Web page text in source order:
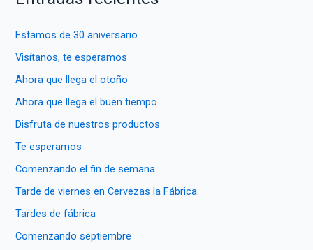
c
r
:
Estamos de 30 aniversario
Visítanos, te esperamos
Ahora que llega el otoño
Ahora que llega el buen tiempo
Disfruta de nuestros productos
Te esperamos
Comenzando el fin de semana
Tarde de viernes en Cervezas la Fábrica
Tardes de fábrica
Comenzando septiembre